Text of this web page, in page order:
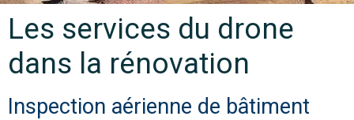
Les services du drone
dans la rénovation
Inspection aérienne de bâtiment